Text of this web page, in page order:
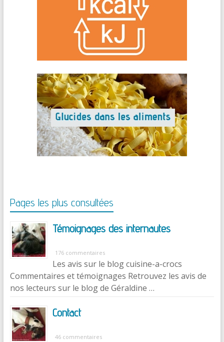
Pages les plus consultées
Témoignages des internautes
176 commentaires
Les avis sur le blog cuisine-a-crocs
Commentaires et témoignages Retrouvez les avis de
nos lecteurs sur le blog de Géraldine …
Contact
46 commentaires